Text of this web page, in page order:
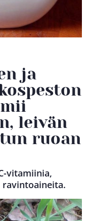
ja
leivän
ruoan
vitamiinia,